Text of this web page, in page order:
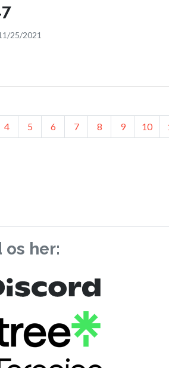
25/2021
4 5 6 7 8 9 10
os her: